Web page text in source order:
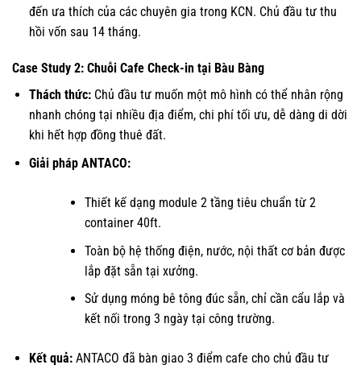
đến ưa thích của các chuyên gia trong KCN. Chủ đầu tư thu
hồi vốn sau 14 tháng.
Case Study 2: Chuỗi Cafe Check-in tại Bàu Bàng
Thách thức:Chủ đầu tư muốn một mô hình có thể nhân rộng
nhanh chóng tại nhiều địa điểm, chi phí tối ưu, dễ dàng di dời
khi hết hợp đồng thuê đất.
Giải pháp ANTACO:
Thiết kế dạng module 2 tầng tiêu chuẩn từ 2
container 40ft.
Toàn bộ hệ thống điện, nước, nội thất cơ bản được
lắp đặt sẵn tại xưởng.
Sử dụng móng bê tông đúc sẵn, chỉ cần cẩu lắp và
kết nối trong 3 ngày tại công trường.
Kết quả:ANTACO đã bàn giao 3 điểm cafe cho chủ đầu tư